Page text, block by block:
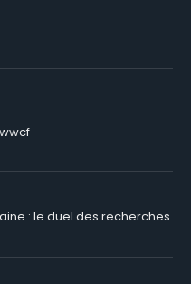
: le duel des recherches